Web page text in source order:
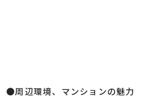
●周辺環境、マンションの魅力